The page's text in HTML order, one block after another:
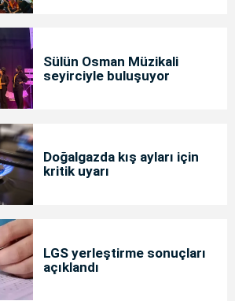
Sülün Osman Müzikali
seyirciyle buluşuyor
Doğalgazda kış ayları için
kritik uyarı
LGS yerleştirme sonuçları
açıklandı